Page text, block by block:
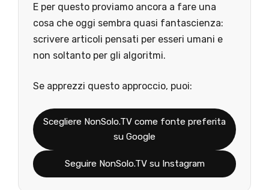
E per questo proviamo ancora a fare una
cosa che oggi sembra quasi fantascienza:
scrivere articoli pensati per esseri umani e
non soltanto per gli algoritmi.
Se apprezzi questo approccio, puoi:
Scegliere NonSolo.TV come fonte preferita
su Google
Seguire NonSolo.TV su Instagram